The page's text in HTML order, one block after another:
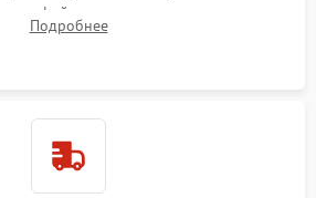
от кофейных масел, жмыха и накипи.
каналов и фильтров с использованием
Подробнее